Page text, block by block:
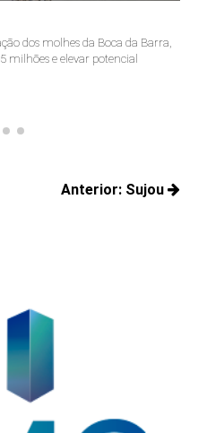
dos molhes da Boca da Barra,
milhões e elevar potencial
Anterior: Sujou